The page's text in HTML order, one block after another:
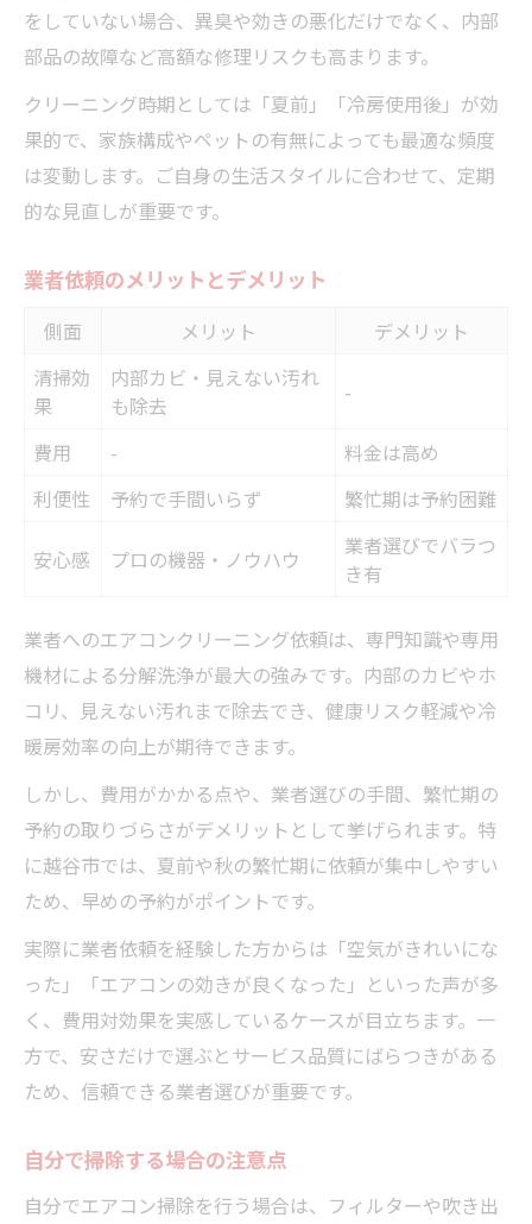
をしていない場合、異臭や効きの悪化だけでなく、内部
部品の故障など高額な修理リスクも高まります。
クリーニング時期としては「夏前」「冷房使用後」が効
果的で、家族構成やペットの有無によっても最適な頻度
は変動します。ご自身の生活スタイルに合わせて、定期
的な見直しが重要です。
業者依頼のメリットとデメリット
側面 メリット
デメリット
清掃効
果
内部カビ・見えない汚れ
も除去
-
費用 -
料金は高め
利便性
予約で手間いらず 繁忙期は予約困難
安心感 プロの機器・ノウハウ
業者選びでバラつ
き有
業者へのエアコンクリーニング依頼は、専門知識や専用
機材による分解洗浄が最大の強みです。内部のカビやホ
コリ、見えない汚れまで除去でき、健康リスク軽減や冷
暖房効率の向上が期待できます。
しかし、費用がかかる点や、業者選びの手間、繁忙期の
予約の取りづらさがデメリットとして挙げられます。特
に越谷市では、夏前や秋の繁忙期に依頼が集中しやすい
ため、早めの予約がポイントです。
実際に業者依頼を経験した方からは「空気がきれいにな
った」「エアコンの効きが良くなった」といった声が多
く、費用対効果を実感しているケースが目立ちます。一
方で、安さだけで選ぶとサービス品質にばらつきがある
ため、信頼できる業者選びが重要です。
自分で掃除する場合の注意点
自分でエアコン掃除を行う場合は、フィルターや吹き出